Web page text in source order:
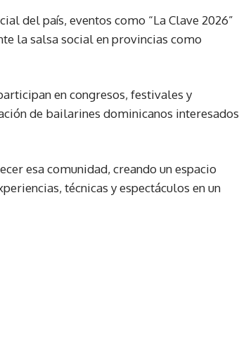
del país, eventos como “La Clave 2026”
la salsa social en provincias como
en congresos, festivales y
de bailarines dominicanos interesados
esa comunidad, creando un espacio
técnicas y espectáculos en un